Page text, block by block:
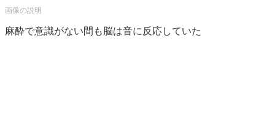
麻酔で意識がない間も脳は音に反応していた